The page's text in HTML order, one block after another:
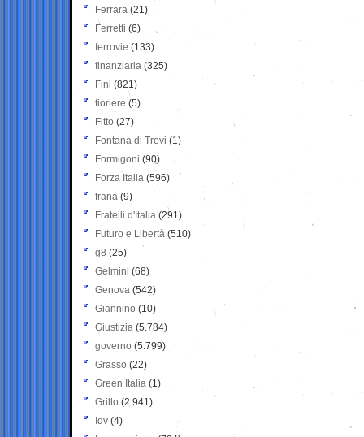
Ferrara (21)
Ferretti (6)
ferrovie (133)
finanziaria (325)
Fini (821)
fioriere (5)
Fitto (27)
Fontana di Trevi (1)
Formigoni (90)
Forza Italia (596)
frana (9)
Fratelli d'Italia (291)
Futuro e Libertà (510)
g8 (25)
Gelmini (68)
Genova (542)
Giannino (10)
Giustizia (5.784)
governo (5.799)
Grasso (22)
Green Italia (1)
Grillo (2.941)
Idv (4)